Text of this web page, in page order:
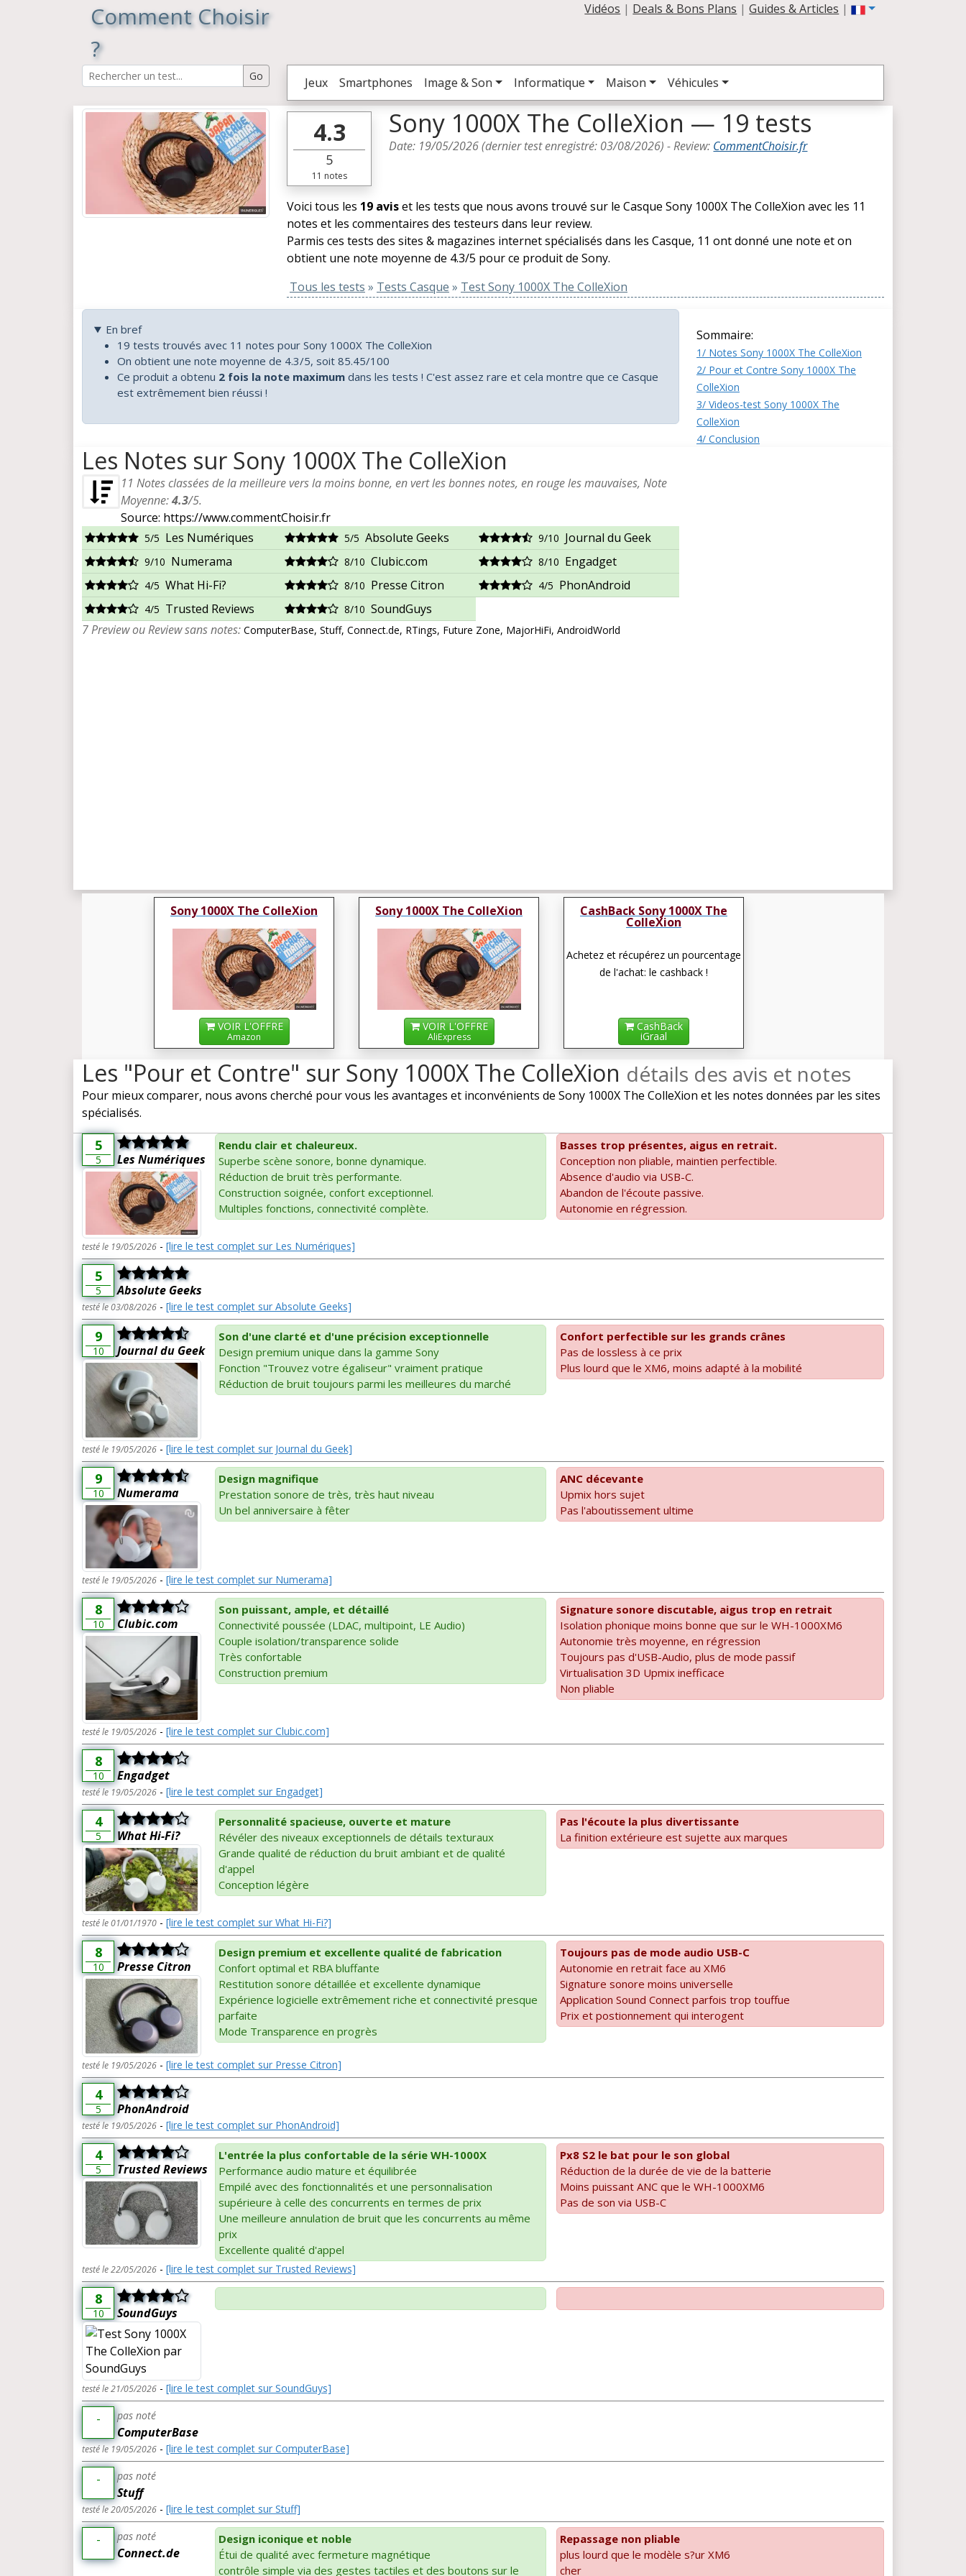
Comment Choisir
?
Vidéos | Deals & Bons Plans |Guides & Articles |
Jeux Smartphones Image & Son Informatique Maison Véhicules
4.3
5
11 notes
Sony 1000X The ColleXion — 19 tests
Date: 19/05/2026(dernier test enregistré: 03/08/2026) -Review: CommentChoisir.fr
Voici tous les 19 aviset les tests que nous avons trouvé sur le Casque Sony 1000X The ColleXion avec les 11
notes et les commentaires des testeurs dans leur review.
Parmis ces tests des sites & magazines internet spécialisés dans les Casque, 11 ont donné une note et on
obtient une note moyenne de 4.3/5 pour ce produit de Sony.
Tous les tests » Tests Casque » Test Sony 1000X The ColleXion
En bref
19 tests trouvés avec 11 notes pour Sony 1000X The ColleXion
On obtient une note moyenne de 4.3/5, soit 85.45/100
Ce produit a obtenu 2 fois la note maximum dans les tests ! C'est assez rare et cela montre que ce Casque
est extrêmement bien réussi !
Sommaire:
1/ Notes Sony 1000X The ColleXion
2/ Pour et Contre Sony 1000X The
ColleXion
3/ Videos-test Sony 1000X The
ColleXion
4/ Conclusion
Les Notes sur Sony 1000X The ColleXion
11 Notes classées de la meilleure vers la moins bonne, en vert les bonnes notes, en rouge les mauvaises, Note
Moyenne:4.3/5.
Source: https://www.commentChoisir.fr
5/5 Les Numériques 5/5 Absolute Geeks 9/10 Journal du Geek
9/10 Numerama 8/10 Clubic.com 8/10 Engadget
4/5 What Hi-Fi? 8/10 Presse Citron 4/5 PhonAndroid
4/5 Trusted Reviews 8/10 SoundGuys
7 Preview ou Review sans notes: ComputerBase, Stuff, Connect.de, RTings, Future Zone, MajorHiFi, AndroidWorld
Sony 1000X The ColleXion
VOIR L'OFFRE
Amazon
Sony 1000X The ColleXion
VOIR L'OFFRE
AliExpress
CashBack Sony 1000X The
ColleXion
Achetez et récupérez un pourcentage
de l'achat: le cashback !
CashBack
iGraal
Les "Pour et Contre" sur Sony 1000X The ColleXion détails des avis et notes
Pour mieux comparer, nous avons cherché pour vous les avantages et inconvénients de Sony 1000X The ColleXion et les notes données par les sites
spécialisés.
5
5 Les Numériques
Rendu clair et chaleureux.
Superbe scène sonore, bonne dynamique.
Réduction de bruit très performante.
Construction soignée, confort exceptionnel.
Multiples fonctions, connectivité complète.
Basses trop présentes, aigus en retrait.
Conception non pliable, maintien perfectible.
Absence d'audio via USB-C.
Abandon de l'écoute passive.
Autonomie en régression.
testé le 19/05/2026 - [lire le test complet sur Les Numériques]
5
5 Absolute Geeks
testé le 03/08/2026 - [lire le test complet sur Absolute Geeks]
9
10 Journal du Geek
Son d'une clarté et d'une précision exceptionnelle
Design premium unique dans la gamme Sony
Fonction "Trouvez votre égaliseur" vraiment pratique
Réduction de bruit toujours parmi les meilleures du marché
Confort perfectible sur les grands crânes
Pas de lossless à ce prix
Plus lourd que le XM6, moins adapté à la mobilité
testé le 19/05/2026 - [lire le test complet sur Journal du Geek]
9
10 Numerama
Design magnifique
Prestation sonore de très, très haut niveau
Un bel anniversaire à fêter
ANC décevante
Upmix hors sujet
Pas l'aboutissement ultime
testé le 19/05/2026 - [lire le test complet sur Numerama]
8
10 Clubic.com
Son puissant, ample, et détaillé
Connectivité poussée (LDAC, multipoint, LE Audio)
Couple isolation/transparence solide
Très confortable
Construction premium
Signature sonore discutable, aigus trop en retrait
Isolation phonique moins bonne que sur le WH-1000XM6
Autonomie très moyenne, en régression
Toujours pas d'USB-Audio, plus de mode passif
Virtualisation 3D Upmix inefficace
Non pliable
testé le 19/05/2026 - [lire le test complet sur Clubic.com]
8
10 Engadget
testé le 19/05/2026 - [lire le test complet sur Engadget]
4
5 What Hi-Fi?
Personnalité spacieuse, ouverte et mature
Révéler des niveaux exceptionnels de détails texturaux
Grande qualité de réduction du bruit ambiant et de qualité
d'appel
Conception légère
Pas l'écoute la plus divertissante
La finition extérieure est sujette aux marques
testé le 01/01/1970 - [lire le test complet sur What Hi-Fi?]
8
10 Presse Citron
Design premium et excellente qualité de fabrication
Confort optimal et RBA bluffante
Restitution sonore détaillée et excellente dynamique
Expérience logicielle extrêmement riche et connectivité presque
parfaite
Mode Transparence en progrès
Toujours pas de mode audio USB-C
Autonomie en retrait face au XM6
Signature sonore moins universelle
Application Sound Connect parfois trop touffue
Prix et postionnement qui interogent
testé le 19/05/2026 - [lire le test complet sur Presse Citron]
4
5 PhonAndroid
testé le 19/05/2026 - [lire le test complet sur PhonAndroid]
4
5 Trusted Reviews
L'entrée la plus confortable de la série WH-1000X
Performance audio mature et équilibrée
Empilé avec des fonctionnalités et une personnalisation
supérieure à celle des concurrents en termes de prix
Une meilleure annulation de bruit que les concurrents au même
prix
Excellente qualité d'appel
Px8 S2 le bat pour le son global
Réduction de la durée de vie de la batterie
Moins puissant ANC que le WH-1000XM6
Pas de son via USB-C
testé le 22/05/2026 - [lire le test complet sur Trusted Reviews]
8
10 SoundGuys
testé le 21/05/2026 - [lire le test complet sur SoundGuys]
- pas noté
ComputerBase
testé le 19/05/2026 - [lire le test complet sur ComputerBase]
- pas noté
Stuff
testé le 20/05/2026 - [lire le test complet sur Stuff]
- pas noté
Connect.de
Design iconique et noble
Étui de qualité avec fermeture magnétique
contrôle simple via des gestes tactiles et des boutons sur le
Repassage non pliable
plus lourd que le modèle s?ur XM6
cher